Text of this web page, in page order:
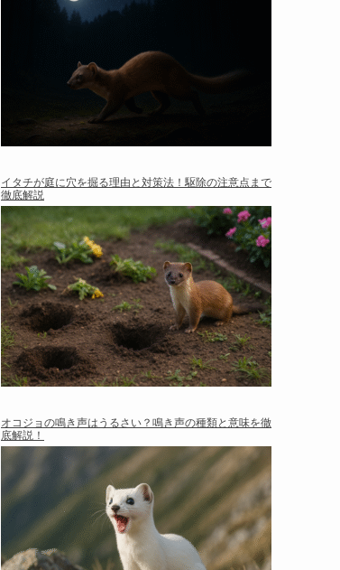
イタチが庭に穴を掘る理由と対策法！駆除の注意点まで
徹底解説
オコジョの鳴き声はうるさい？鳴き声の種類と意味を徹
底解説！